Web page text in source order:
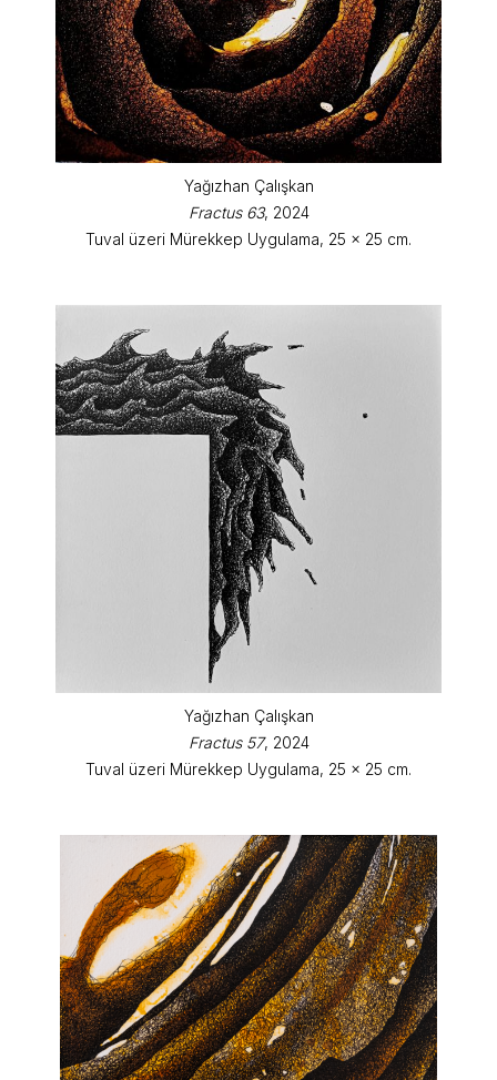
Yağızhan Çalışkan
Fractus 63, 2024
Tuval üzeri Mürekkep Uygulama, 25 x 25 cm.
Yağızhan Çalışkan
Fractus 57, 2024
Tuval üzeri Mürekkep Uygulama, 25 x 25 cm.